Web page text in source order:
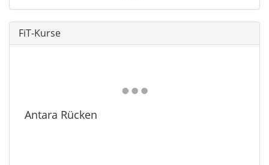
FiT-Kurse
Antara Rücken